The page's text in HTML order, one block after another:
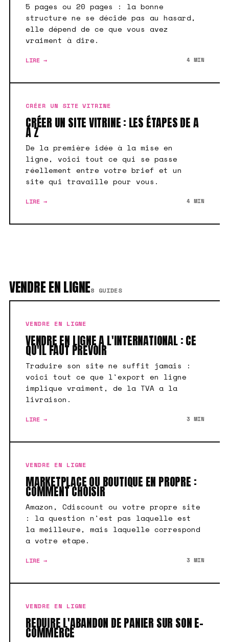
5 pages ou 20 pages : la bonne
structure ne se décide pas au hasard,
elle dépend de ce que vous avez
vraiment à dire.
LIRE → 4 MIN
CRÉER UN SITE VITRINE
CRÉER UN SITE VITRINE : LES ÉTAPES DE A
À Z
De la première idée à la mise en
ligne, voici tout ce qui se passe
réellement entre votre brief et un
site qui travaille pour vous.
LIRE → 4 MIN
VENDRE EN LIGNE8 GUIDES
VENDRE EN LIGNE
VENDRE EN LIGNE A L'INTERNATIONAL : CE
QU'IL FAUT PREVOIR
Traduire son site ne suffit jamais :
voici tout ce que l'export en ligne
implique vraiment, de la TVA a la
livraison.
LIRE → 3 MIN
VENDRE EN LIGNE
MARKETPLACE OU BOUTIQUE EN PROPRE :
COMMENT CHOISIR
Amazon, Cdiscount ou votre propre site
: la question n'est pas laquelle est
la meilleure, mais laquelle correspond
a votre etape.
LIRE → 3 MIN
VENDRE EN LIGNE
REDUIRE L'ABANDON DE PANIER SUR SON E-
COMMERCE